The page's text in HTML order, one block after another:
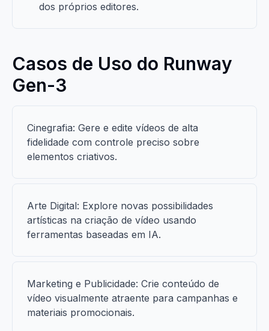
dos próprios editores.
Casos de Uso do Runway
Gen-3
Cinegrafia: Gere e edite vídeos de alta
fidelidade com controle preciso sobre
elementos criativos.
Arte Digital: Explore novas possibilidades
artísticas na criação de vídeo usando
ferramentas baseadas em IA.
Marketing e Publicidade: Crie conteúdo de
vídeo visualmente atraente para campanhas e
materiais promocionais.